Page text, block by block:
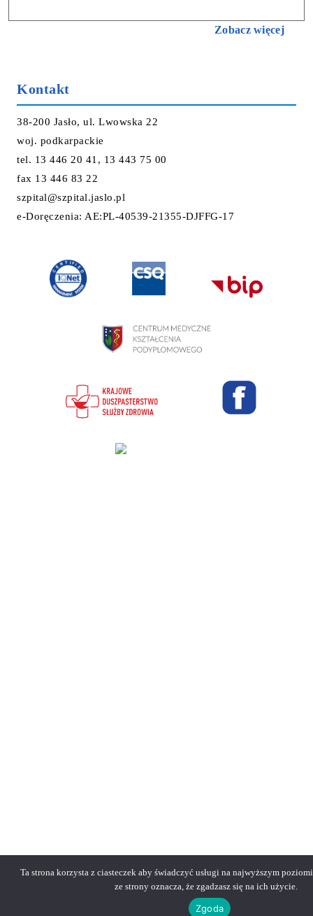
Zobacz więcej
Kontakt
38-200 Jasło, ul. Lwowska 22
woj. podkarpackie
tel. 13 446 20 41, 13 443 75 00
fax 13 446 83 22
szpital@szpital.jaslo.pl
e-Doręczenia: AE:PL-40539-21355-DJFFG-17
Projekt i wykonanie
Ta strona korzysta z ciasteczek aby świadczyć usługi na najwyższym
ze strony oznacza, że zgadzasz się na ich użycie.
Zgoda